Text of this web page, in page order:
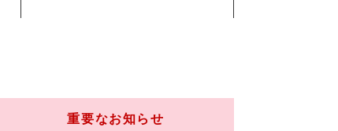
重要なお知らせ